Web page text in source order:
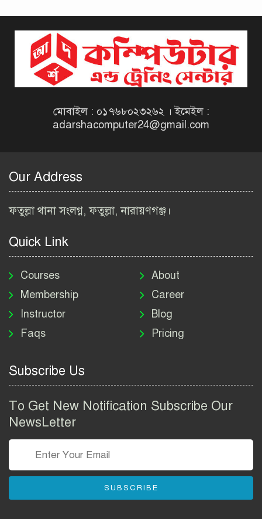
বিজ্ঞপ্তি ২০২৬ | Taxes Zone
Dinajpur Job Circular 2026
বেসরকারি সংস্থা সেতু (SETU)
Job Circular 2026
২০২৬ | BIWTA Job Circular
মাদকদ্রব্য নিয়ন্ত্রণ অধিদপ্তর
নিয়োগ বিজ্ঞপ্তি ২০২৬ | DNC
Job Circular 2026
পাসপোর্ট করতে কি কি লাগে
২০২৬ | ই-পাসপোর্ট আবেদন ও
Group Job Circular 2026
তথ্য অধিদপ্তর নিয়োগ বিজ্ঞপ্তি
বাংলাদেশ পুলিশ এএসআই
মোবাইল : ০১৭৬৮০২৩২৬২ । ইমেইল :
adarshacomputer24@gmail.com
Our Address
ফতুল্লা থানা সংলগ্ন, ফতুল্লা, নারায়ণগঞ্জ।
Quick Link
Courses
Membership
Instructor
Faqs
About
Career
Blog
Pricing
Subscribe Us
To Get New Notification Subscribe Our
NewsLetter
SUBSCRIBE